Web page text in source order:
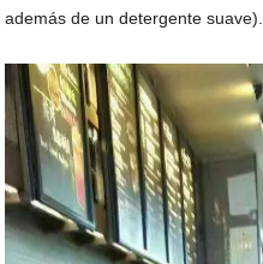
además de un detergente suave).